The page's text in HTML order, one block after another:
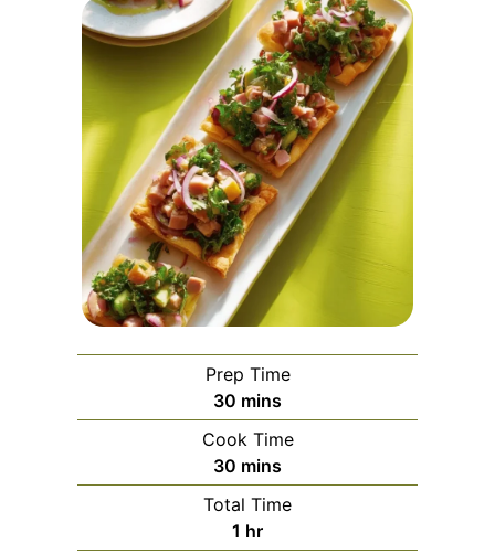
Prep Time
30 minutes
mins
Cook Time
30 minutes
mins
Total Time
1 hour
hr